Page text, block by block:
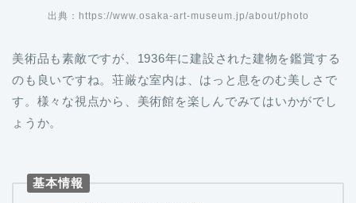
出典：https://www.osaka-art-museum.jp/about/photo
美術品も素敵ですが、1936年に建設された建物を鑑賞する
のも良いですね。荘厳な室内は、はっと息をのむ美しさで
す。様々な視点から、美術館を楽しんでみてはいかがでし
ょうか。
基本情報